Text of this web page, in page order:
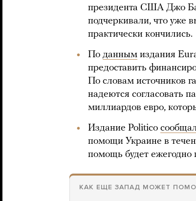
президента США Джо
подчеркивали, что уже
практически кончились.
По данным издания
предоставить
По словам источников
надеются согласовать
миллиардов евро,
Издание Politico
помощи Украине в
помощь будет ежегодно
КАК ЕЩЕ ЗАПАД МОЖЕТ